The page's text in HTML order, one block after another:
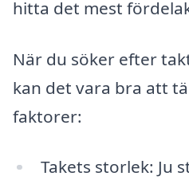
hitta det mest
När du söker efter
kan det vara bra att
faktorer:
Takets storlek: Ju